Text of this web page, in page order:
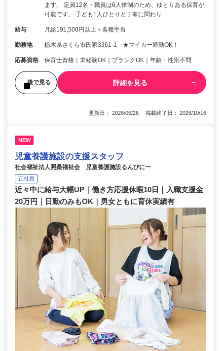
ます。 定員12名・職員は6人体制のため、ゆとりある保育が
可能です。 子ども1人ひとりと丁寧に関わり…
給与 月給191,500円以上＋各種手当
勤務地 栃木県さくら市氏家3361‐1 ★マイカー通勤OK！
応募資格 保育士資格｜未経験OK｜ブランクOK｜年齢・性別不問
後で見る 詳細を見る
更新日： 2026/06/26 掲載終了日： 2026/10/16
NEW
児童養護施設の支援スタッフ
社会福祉法人照桑福祉会 児童養護施設るんびにー
正社員
近々中に給与大幅UP｜働き方応援休暇10日｜入職支援金
20万円｜日勤のみもOK｜男女ともに育休実績有